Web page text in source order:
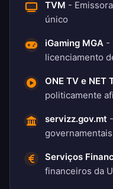
TVM -
único
iGaming MGA -
licenciamento
ONE TV e NET
politicamente
servizz.gov.mt
Serviços
financeiros da